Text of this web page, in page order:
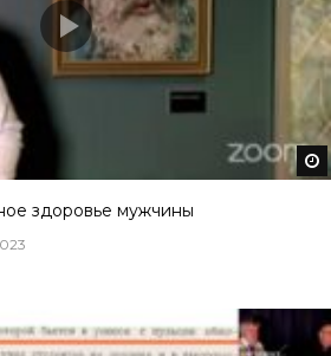
здоровье мужчины